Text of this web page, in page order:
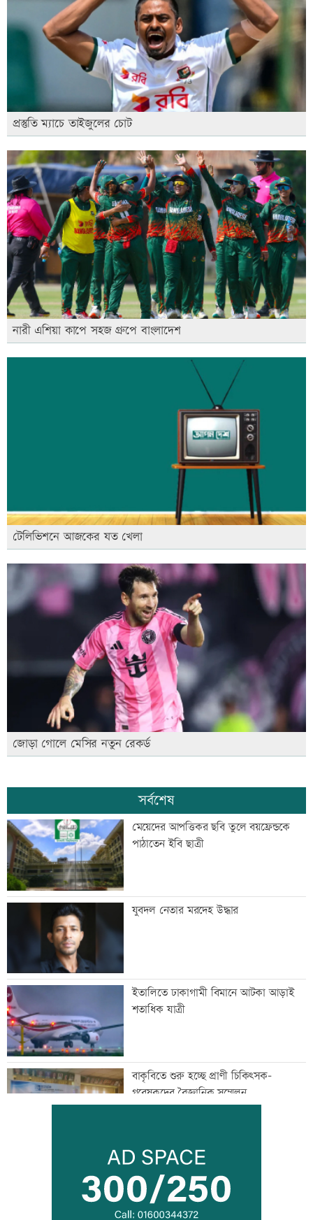
প্রস্তুতি ম্যাচে তাইজুলের চোট
নারী এশিয়া কাপে সহজ গ্রুপে বাংলাদেশ
টেলিভিশনে আজকের যত খেলা
জোড়া গোলে মেসির নতুন রেকর্ড
সর্বশেষ
মেয়েদের আপত্তিকর ছবি তুলে বয়ফ্রেন্ডকে
পাঠাতেন ইবি ছাত্রী
যুবদল নেতার মরদেহ উদ্ধার
ইতালিতে ঢাকাগামী বিমানে আটকা আড়াই
শতাধিক যাত্রী
বাকৃবিতে শুরু হচ্ছে প্রাণী চিকিৎসক-
গবেষকদের বৈজ্ঞানিক সম্মেলন
বন্দরে বিস্ফোরণে একই পরিবারের ৩ জন দগ্ধ